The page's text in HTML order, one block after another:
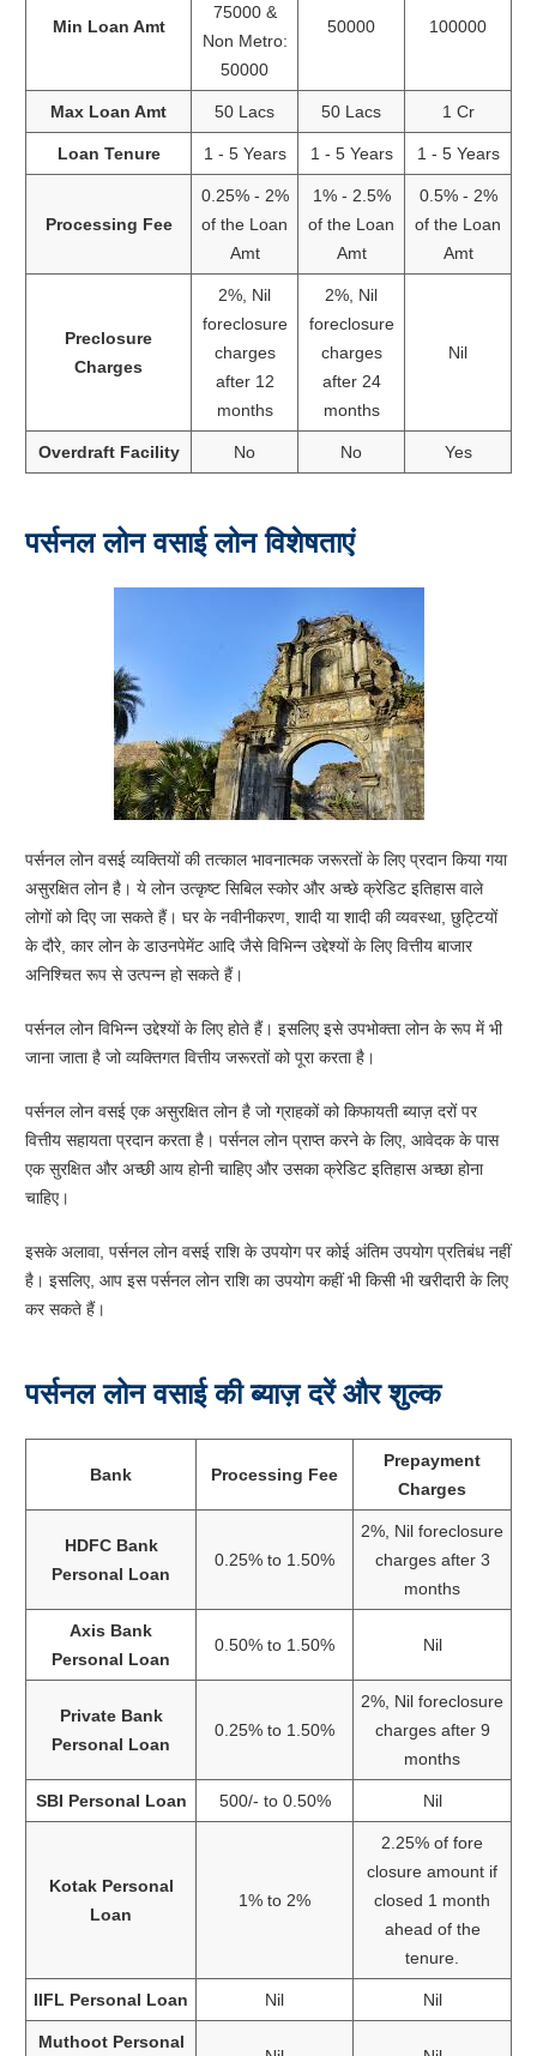
Min Loan Amt
75000 &
Non Metro:
50000
50000 100000
Max Loan Amt 50 Lacs 50 Lacs 1 Cr
Loan Tenure 1 - 5 Years 1 - 5 Years 1 - 5 Years
Processing Fee
0.25% - 2%
of the Loan
Amt
1% - 2.5%
of the Loan
Amt
0.5% - 2%
of the Loan
Amt
Preclosure
Charges
2%, Nil
foreclosure
charges
after 12
months
2%, Nil
foreclosure
charges
after 24
months
Nil
Overdraft Facility No No Yes
पर्सनल लोन वसाई लोन विशेषताएं
पर्सनल लोन वसई व्यक्तियों की तत्काल भावनात्मक जरूरतों के लिए प्रदान किया गया
असुरक्षित लोन है। ये लोन उत्कृष्ट सिबिल स्कोर और अच्छे क्रेडिट इतिहास वाले
लोगों को दिए जा सकते हैं। घर के नवीनीकरण, शादी या शादी की व्यवस्था, छुट्टियों
के दौरे, कार लोन के डाउनपेमेंट आदि जैसे विभिन्न उद्देश्यों के लिए वित्तीय बाजार
अनिश्चित रूप से उत्पन्न हो सकते हैं।
पर्सनल लोन विभिन्न उद्देश्यों के लिए होते हैं। इसलिए इसे उपभोक्ता लोन के रूप में भी
जाना जाता है जो व्यक्तिगत वित्तीय जरूरतों को पूरा करता है।
पर्सनल लोन वसई एक असुरक्षित लोन है जो ग्राहकों को किफायती ब्याज़ दरों पर
वित्तीय सहायता प्रदान करता है। पर्सनल लोन प्राप्त करने के लिए, आवेदक के पास
एक सुरक्षित और अच्छी आय होनी चाहिए और उसका क्रेडिट इतिहास अच्छा होना
चाहिए।
इसके अलावा, पर्सनल लोन वसई राशि के उपयोग पर कोई अंतिम उपयोग प्रतिबंध नहीं
है। इसलिए, आप इस पर्सनल लोन राशि का उपयोग कहीं भी किसी भी खरीदारी के लिए
कर सकते हैं।
पर्सनल लोन वसाई की ब्याज़ दरें और शुल्क
Bank Processing Fee
Prepayment
Charges
HDFC Bank
Personal Loan
0.25% to 1.50%
2%, Nil foreclosure
charges after 3
months
Axis Bank
Personal Loan
0.50% to 1.50% Nil
Private Bank
Personal Loan
0.25% to 1.50%
2%, Nil foreclosure
charges after 9
months
SBI Personal Loan 500/- to 0.50% Nil
Kotak Personal
Loan
1% to 2%
2.25% of fore
closure amount if
closed 1 month
ahead of the
tenure.
IIFL Personal Loan Nil Nil
Muthoot Personal